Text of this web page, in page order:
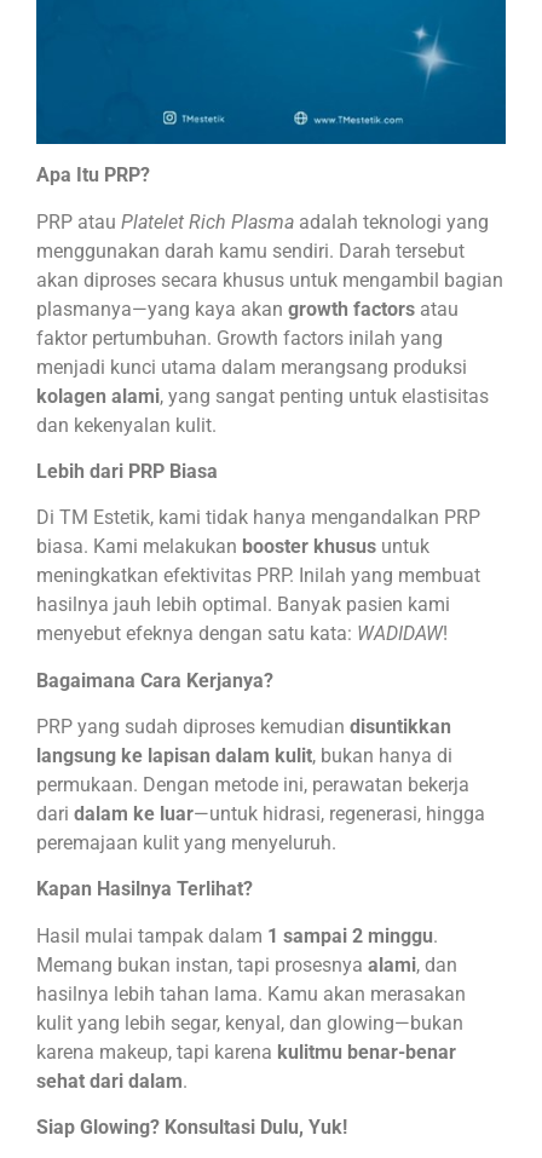
Apa Itu PRP?
PRP atau Platelet Rich Plasma adalah teknologi yang
menggunakan darah kamu sendiri. Darah tersebut
akan diproses secara khusus untuk mengambil bagian
plasmanya—yang kaya akan growth factors atau
faktor pertumbuhan. Growth factors inilah yang
menjadi kunci utama dalam merangsang produksi
kolagen alami, yang sangat penting untuk elastisitas
dan kekenyalan kulit.
Lebih dari PRP Biasa
Di TM Estetik, kami tidak hanya mengandalkan PRP
biasa. Kami melakukan booster khusus untuk
meningkatkan efektivitas PRP. Inilah yang membuat
hasilnya jauh lebih optimal. Banyak pasien kami
menyebut efeknya dengan satu kata: WADIDAW!
Bagaimana Cara Kerjanya?
PRP yang sudah diproses kemudian disuntikkan
langsung ke lapisan dalam kulit, bukan hanya di
permukaan. Dengan metode ini, perawatan bekerja
dari dalam ke luar—untuk hidrasi, regenerasi, hingga
peremajaan kulit yang menyeluruh.
Kapan Hasilnya Terlihat?
Hasil mulai tampak dalam 1 sampai 2 minggu.
Memang bukan instan, tapi prosesnya alami, dan
hasilnya lebih tahan lama. Kamu akan merasakan
kulit yang lebih segar, kenyal, dan glowing—bukan
karena makeup, tapi karena kulitmu benar-benar
sehat dari dalam.
Siap Glowing? Konsultasi Dulu, Yuk!